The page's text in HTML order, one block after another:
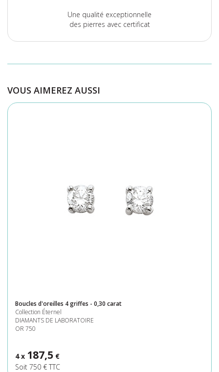
Une qualité exceptionnelle
des pierres avec certificat
VOUS AIMEREZ AUSSI
Boucles d'oreilles 4 griffes - 0,30 carat
Collection Éternel
DIAMANTS DE LABORATOIRE
OR 750
4 x 187,5 €
Soit 750 € TTC